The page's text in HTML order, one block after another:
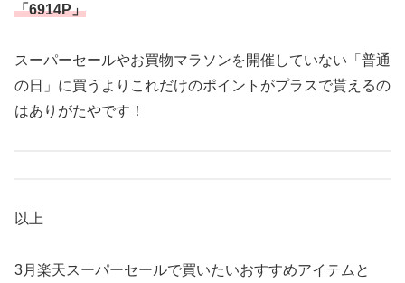
「6914P」
スーパーセールやお買物マラソンを開催していない「普通
の日」に買うよりこれだけのポイントがプラスで貰えるの
はありがたやです！
以上
3月楽天スーパーセールで買いたいおすすめアイテムと